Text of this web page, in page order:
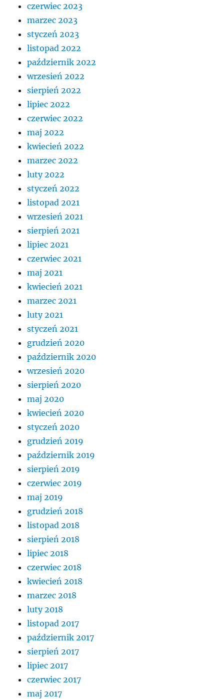
czerwiec 2023
marzec 2023
styczeń 2023
listopad 2022
październik 2022
wrzesień 2022
sierpień 2022
lipiec 2022
czerwiec 2022
maj 2022
kwiecień 2022
marzec 2022
luty 2022
styczeń 2022
listopad 2021
wrzesień 2021
sierpień 2021
lipiec 2021
czerwiec 2021
maj 2021
kwiecień 2021
marzec 2021
luty 2021
styczeń 2021
grudzień 2020
październik 2020
wrzesień 2020
sierpień 2020
maj 2020
kwiecień 2020
styczeń 2020
grudzień 2019
październik 2019
sierpień 2019
czerwiec 2019
maj 2019
grudzień 2018
listopad 2018
sierpień 2018
lipiec 2018
czerwiec 2018
kwiecień 2018
marzec 2018
luty 2018
listopad 2017
październik 2017
sierpień 2017
lipiec 2017
czerwiec 2017
maj 2017